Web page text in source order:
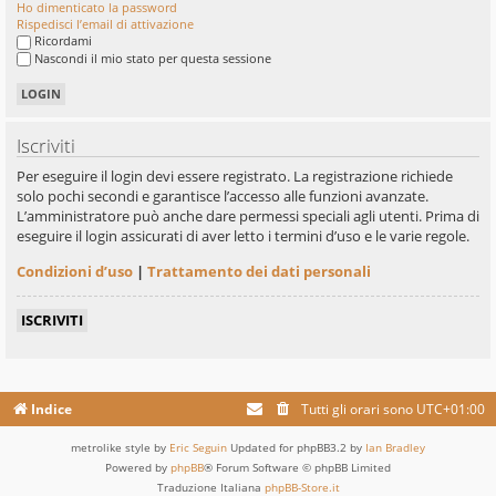
Ho dimenticato la password
Rispedisci l’email di attivazione
Ricordami
Nascondi il mio stato per questa sessione
Iscriviti
Per eseguire il login devi essere registrato. La registrazione richiede
solo pochi secondi e garantisce l’accesso alle funzioni avanzate.
L’amministratore può anche dare permessi speciali agli utenti. Prima di
eseguire il login assicurati di aver letto i termini d’uso e le varie regole.
Condizioni d’uso | Trattamento dei dati personali
ISCRIVITI
Indice Tutti gli orari sono UTC+01:00
metrolike style by Eric Seguin Updated for phpBB3.2 by Ian Bradley
Powered by phpBB® Forum Software © phpBB Limited
Traduzione Italiana phpBB-Store.it